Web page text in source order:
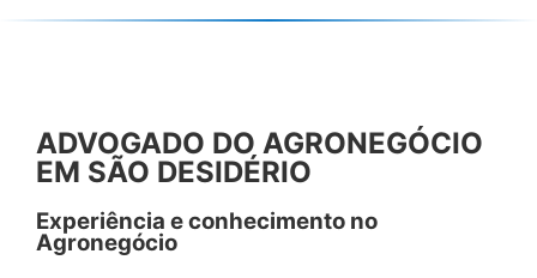
ADVOGADO DO AGRONEGÓCIO
EM SÃO DESIDÉRIO
Experiência e conhecimento no
Agronegócio